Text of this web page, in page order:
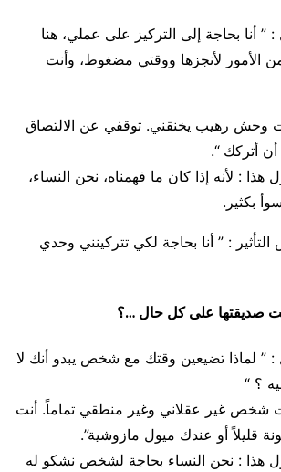
: ” أنا بحاجة إلى التركيز على عملي، هنا
الأمور لأنجزها ووقتي مضغوط، وأنت
وحش رهيب يخنقني. توقفي عن الالتصاق
أتركك “.
هذا : لأنه إذا كان ما فهمناه، نحن النساء،
بكثير.
: ” أنا بحاجة لكي تتركينني وحدي
: ” لماذا تضيعين وقتك مع شخص يبدو أنك لا
؟ “
شخص غير عقلاني وغير منطقي تماماً. أنت
قليلاً أو عندك ميول مازوشية”.
هذا : نحن النساء بحاجة لشخص نشكو له